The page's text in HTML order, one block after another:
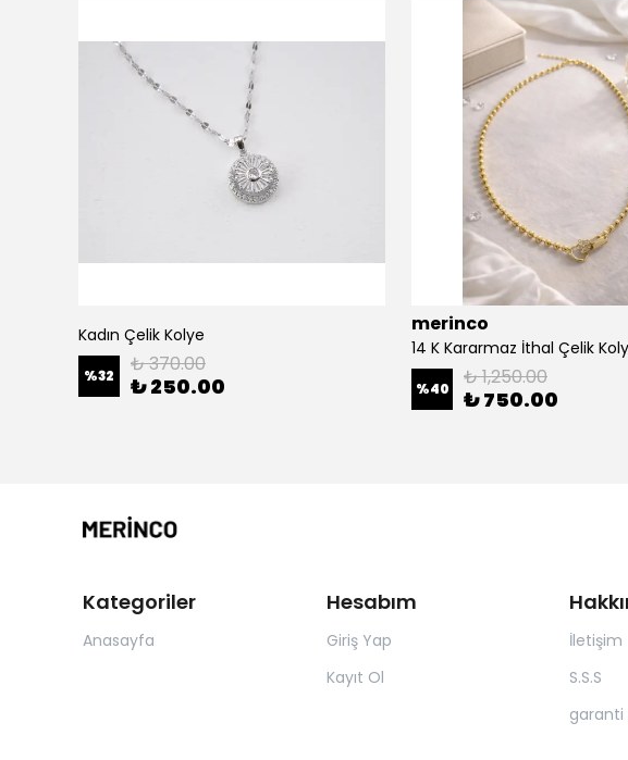
Kadın Çelik Kolye
%32 ₺ 370.00
₺ 250.00
merinco
14 K Kararmaz İthal Çelik
%40 ₺ 1,250.00
₺ 750.00
Kategoriler
Anasayfa
Hesabım
Giriş Yap
Kayıt Ol
İletişim
S.S.S
garanti